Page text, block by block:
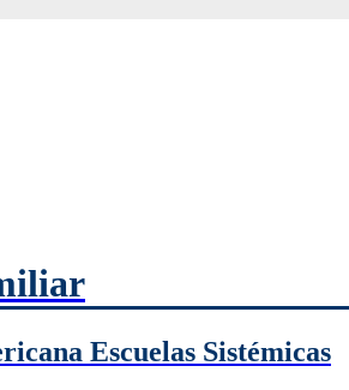
Escuelas Sistémicas